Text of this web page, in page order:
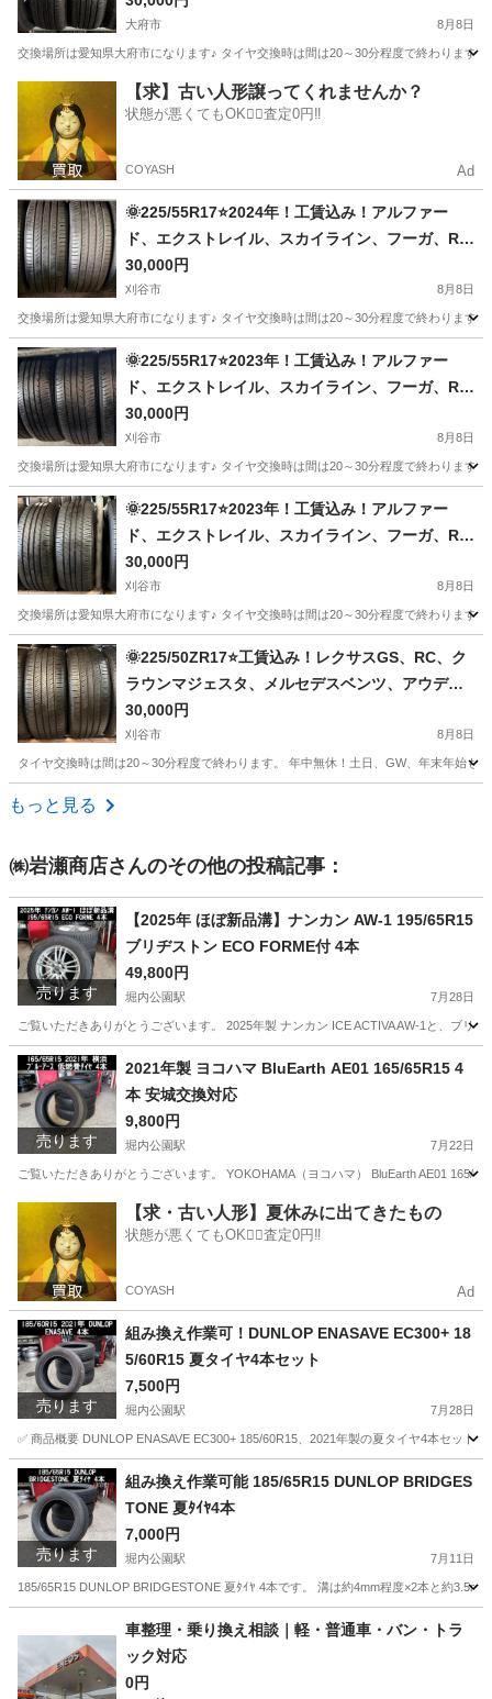
に！DUNLOP製サマータイヤ入荷しました🌞
大府市 8月8日
交換場所は愛知県大府市になります♪ タイヤ交換時は間は20～30分程度で終わります
タイヤ、ホイール タイヤ
【求】古い人形譲ってくれませんか？
状態が悪くてもOK🙆‍♀️査定0円‼️
COYASH Ad
🌞225/55R17⭐2024年！工賃込み！アルファー
ド、エクストレイル、スカイライン、フーガ、RX-
8、MAZDA6、アテンザ、XV、フォレスター、レ
ガシーB4等に！PIRELLI製サマータイヤ入荷しま
した🌞
30,000円
刈谷市 8月8日
交換場所は愛知県大府市になります♪ タイヤ交換時は間は20～30分程度で終わります
愛知 刈谷市 タイヤ
🌞225/55R17⭐2023年！工賃込み！アルファー
ド、エクストレイル、スカイライン、フーガ、RX-
8、MAZDA6、アテンザ、XV、フォレスター、レ
ガシーB4等に！SEIBERLING製サマータイヤ入荷
しました🌞
30,000円
刈谷市 8月8日
交換場所は愛知県大府市になります♪ タイヤ交換時は間は20～30分程度で終わります
愛知 刈谷市 タイヤ
🌞225/55R17⭐2023年！工賃込み！アルファー
ド、エクストレイル、スカイライン、フーガ、RX-
8、MAZDA6、アテンザ、XV、フォレスター、レ
ガシーB4等に！TOYO製サマータイヤ入荷しまし
た🌞
30,000円
刈谷市 8月8日
交換場所は愛知県大府市になります♪ タイヤ交換時は間は20～30分程度で終わります
愛知 刈谷市 タイヤ
🌞225/50ZR17⭐工賃込み！レクサスGS、RC、ク
ラウンマジェスタ、メルセデスベンツ、アウデ
ィ、ボルボ、プジョー、アルファロメオ、シトロ
エン等に！HANKOOK製サマータイヤ入荷しまし
た🌞
30,000円
刈谷市 8月8日
タイヤ交換時は間は20～30分程度で終わります。 年中無休！土日、GW、年末年始
愛知 刈谷市
もっと見る
㈱岩瀬商店さんのその他の投稿記事：
売ります
【2025年 ほぼ新品溝】ナンカン AW-1 195/65R15
ブリヂストン ECO FORME付 4本
49,800円
堀内公園駅 7月28日
ご覧いただきありがとうございます。 2025年製 ナンカン ICE ACTIVA AW-1と、ブ
愛知 安城市 堀内公園駅
売ります
2021年製 ヨコハマ BluEarth AE01 165/65R15 4
本 安城交換対応
9,800円
堀内公園駅 7月22日
ご覧いただきありがとうございます。 YOKOHAMA（ヨコハマ） BluEarth AE01 165/
堀内公園駅 タイヤ、ホイール BluEarth
【求・古い人形】夏休みに出てきたもの
状態が悪くてもOK🙆‍♀️査定0円‼️
COYASH Ad
売ります
組み換え作業可！DUNLOP ENASAVE EC300+ 18
5/60R15 夏タイヤ4本セット
7,500円
堀内公園駅 7月28日
✅ 商品概要 DUNLOP ENASAVE EC300+ 185/60R15、2021年製の夏タイヤ4本セッ
愛知 安城市 堀内公園駅 タイヤ、ホイール
売ります
組み換え作業可能 185/65R15 DUNLOP BRIDGES
TONE 夏ﾀｲﾔ4本
7,000円
堀内公園駅 7月11日
185/65R15 DUNLOP BRIDGESTONE 夏ﾀｲﾔ 4本です。 溝は約4mm程度×2本と約
堀内公園駅 タイヤ、ホイール タイヤ
車整理・乗り換え相談｜軽・普通車・バン・トラ
ック対応
0円